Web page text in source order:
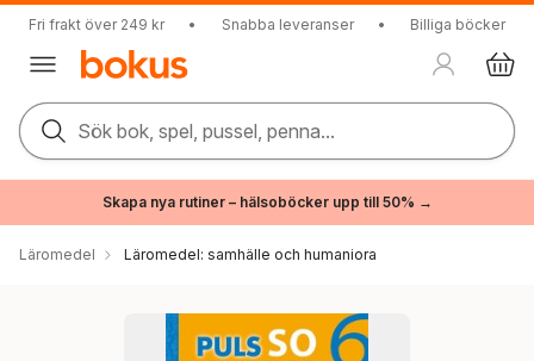
Fri frakt över 249 kr • Snabba leveranser • Billiga böcker
Sök bok, spel, pussel, penna...
Skapa nya rutiner – hälsoböcker upp till 50% →
Läromedel Läromedel: samhälle och humaniora